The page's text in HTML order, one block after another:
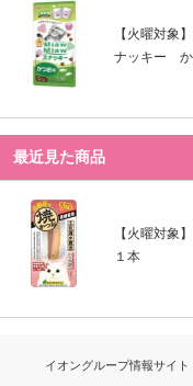
【火曜対象
ナッキー
最近見た商品
【火曜対
１本
イオングループ情報サイト